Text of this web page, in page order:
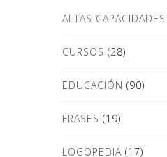
ALTAS CAPACIDADES
CURSOS (28)
EDUCACIÓN (90)
FRASES (19)
LOGOPEDIA (17)